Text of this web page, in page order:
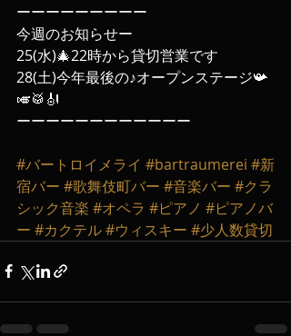
ーーーーーーーーー
今週のお知らせー
25(水)🎄22時から貸切営業です
28(土)今年最後の♪オープンステージ📯
🎺🥁🎻
ーーーーーーーーーーーー
#バートロイメライ #bartraumerei #新
宿バー #歌舞伎町バー #音楽バー #クラ
シック音楽 #オペラ #ピアノ #ピアノバ
ー #カクテル#ウィスキー #少人数貸切